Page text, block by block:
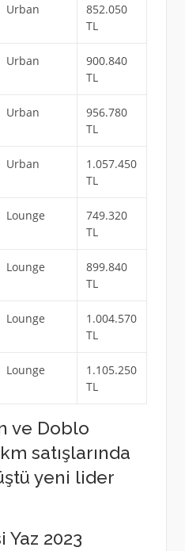
Urban
852.050
TL
Urban
900.840
TL
Urban
956.780
TL
Urban
1.057.450
TL
Lounge
749.320
TL
Lounge
899.840
TL
Lounge
1.004.570
TL
Lounge
1.105.250
TL
ve Doblo
satışlarında
yeni lider
2023